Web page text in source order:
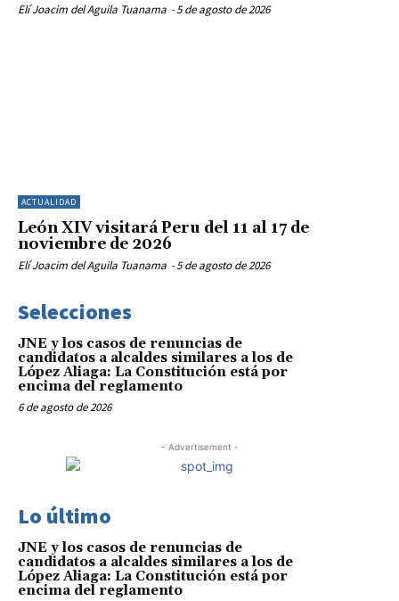
Elí Joacim del Aguila Tuanama -5 de agosto de 2026
ACTUALIDAD
León XIV visitará Peru del 11 al 17 de
noviembre de 2026
Elí Joacim del Aguila Tuanama -5 de agosto de 2026
Selecciones
JNE y los casos de renuncias de
candidatos a alcaldes similares a los de
López Aliaga: La Constitución está por
encima del reglamento
6 de agosto de 2026
- Advertisement -
Lo último
JNE y los casos de renuncias de
candidatos a alcaldes similares a los de
López Aliaga: La Constitución está por
encima del reglamento